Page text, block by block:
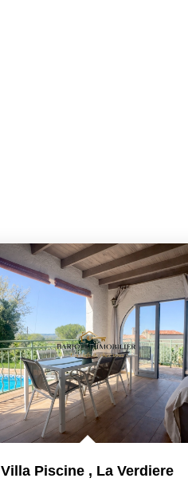
Villa Piscine , La Verdiere